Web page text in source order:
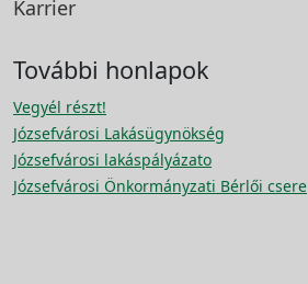
Karrier
További honlapok
Vegyél részt!
Józsefvárosi Lakásügynökség
Józsefvárosi lakáspályázato
Józsefvárosi Önkormányzati Bérlői csere